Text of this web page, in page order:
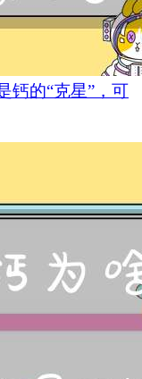
钙的“克星”，可